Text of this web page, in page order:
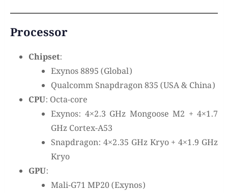
Processor
Chipset:
Exynos 8895 (Global)
Qualcomm Snapdragon 835 (USA & China)
CPU: Octa-core
Exynos: 4×2.3 GHz Mongoose M2 + 4×1.7
GHz Cortex-A53
Snapdragon: 4×2.35 GHz Kryo + 4×1.9 GHz
Kryo
GPU:
Mali-G71 MP20 (Exynos)